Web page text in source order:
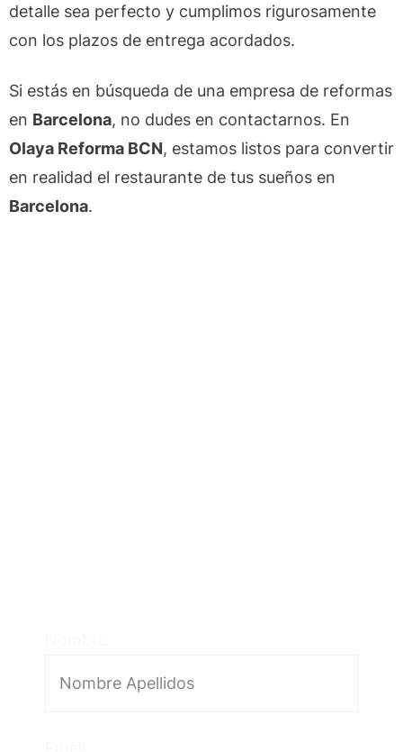
detalle sea perfecto y cumplimos rigurosamente
con los plazos de entrega acordados.
Si estás en búsqueda de una empresa de reformas
en Barcelona, no dudes en contactarnos. En
Olaya Reforma BCN, estamos listos para convertir
en realidad el restaurante de tus sueños en
Barcelona.